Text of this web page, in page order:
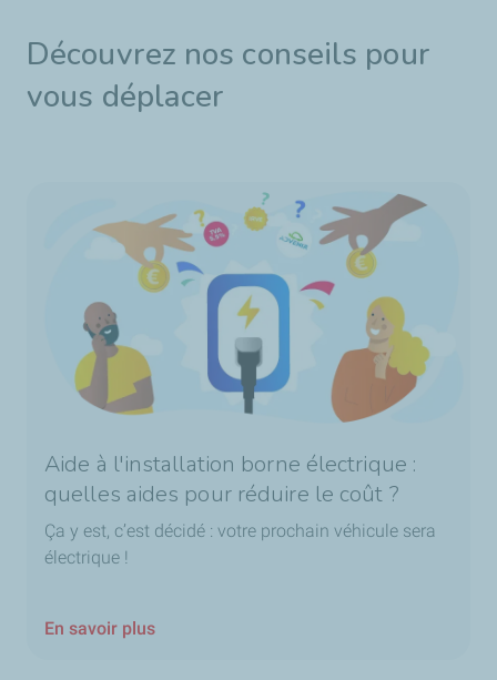
Découvrez nos conseils pour
vous déplacer
Aide à l'installation borne électrique :
quelles aides pour réduire le coût ?
Ça y est, c’est décidé : votre prochain véhicule sera
électrique !
En savoir plus